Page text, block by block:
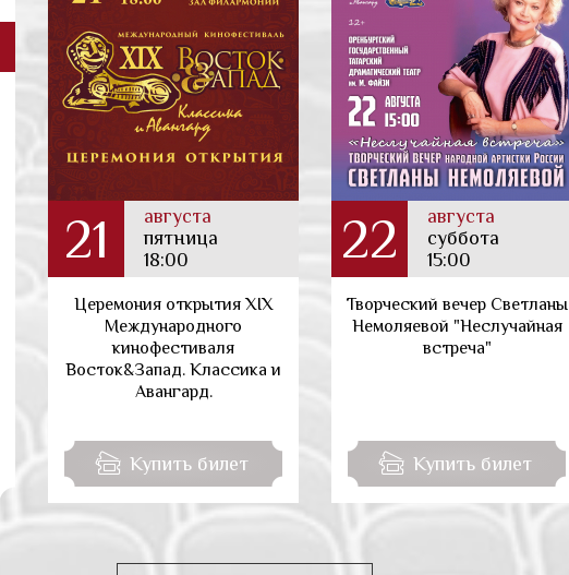
21
августа
пятница
18:00
Церемония открытия XIX
Международного
кинофестиваля
Восток&Запад. Классика и
Авангард.
Купить билет
22
августа
суббота
15:00
Творческий вечер Светланы
Немоляевой "Неслучайная
встреча"
Купить билет